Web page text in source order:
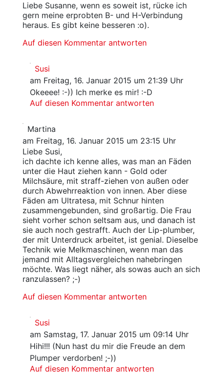
Liebe Susanne, wenn es soweit ist, rücke ich
gern meine erprobten B- und H-Verbindung
heraus. Es gibt keine besseren :o).
Auf diesen Kommentar antworten
Susi
am Freitag, 16. Januar 2015 um 21:39 Uhr
Okeeee! :-)) Ich merke es mir! :-D
Auf diesen Kommentar antworten
Martina
am Freitag, 16. Januar 2015 um 23:15 Uhr
Liebe Susi,
ich dachte ich kenne alles, was man an Fäden
unter die Haut ziehen kann - Gold oder
Milchsäure, mit straff-ziehen von außen oder
durch Abwehrreaktion von innen. Aber diese
Fäden am Ultratesa, mit Schnur hinten
zusammengebunden, sind großartig. Die Frau
sieht vorher schon seltsam aus, und danach ist
sie auch noch gestrafft. Auch der Lip-plumber,
der mit Unterdruck arbeitet, ist genial. Dieselbe
Technik wie Melkmaschinen, wenn man das
jemand mit Alltagsvergleichen nahebringen
möchte. Was liegt näher, als sowas auch an sich
ranzulassen? ;-)
Auf diesen Kommentar antworten
Susi
am Samstag, 17. Januar 2015 um 09:14 Uhr
Hihi!!! (Nun hast du mir die Freude an dem
Plumper verdorben! ;-))
Auf diesen Kommentar antworten